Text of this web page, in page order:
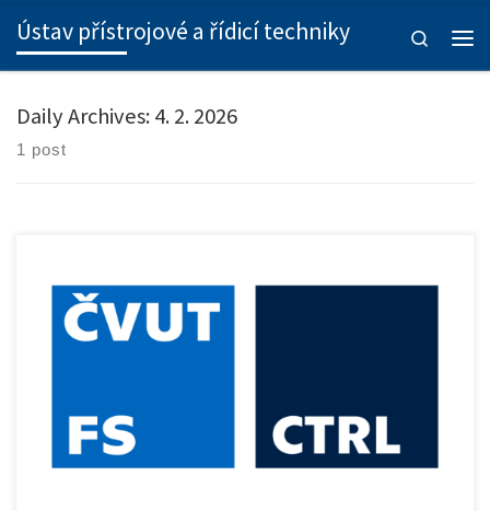
Skip to content
Ústav přístrojové a řídicí techniky
Search
Daily Archives:4. 2. 2026
1 post